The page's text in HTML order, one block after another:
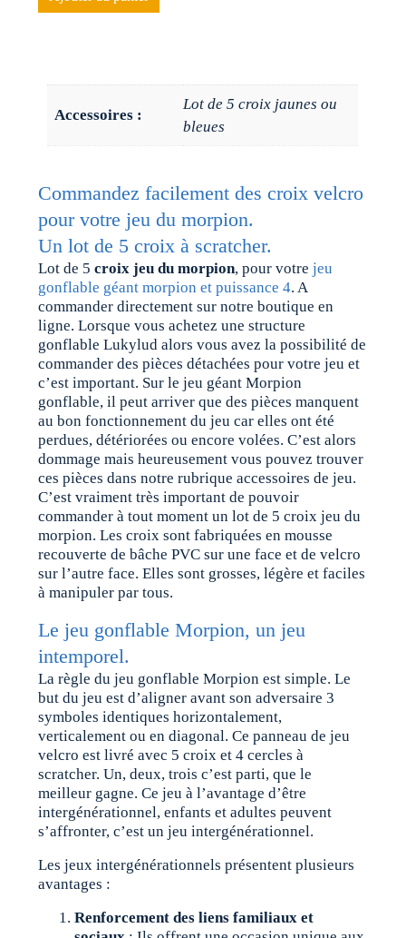
Accessoires :
Lot de 5 croix jaunes ou
bleues
Commandez facilement des croix velcro
pour votre jeu du morpion.
Un lot de 5 croix à scratcher.
Lot de 5croix jeu du morpion, pour votrejeu
gonflable géant morpion et puissance 4. A
commander directement sur notre boutique en
ligne. Lorsque vous achetez une structure
gonflable Lukylud alors vous avez la possibilité de
commander des pièces détachées pour votre jeu et
c’est important. Sur le jeu géant Morpion
gonflable, il peut arriver que des pièces manquent
au bon fonctionnement du jeu car elles ont été
perdues, détériorées ou encore volées. C’est alors
dommage mais heureusement vous pouvez trouver
ces pièces dans notre rubrique accessoires de jeu.
C’est vraiment très important de pouvoir
commander à tout moment un lot de 5 croix jeu du
morpion. Les croix sont fabriquées en mousse
recouverte de bâche PVC sur une face et de velcro
sur l’autre face. Elles sont grosses, légère et faciles
à manipuler par tous.
Le jeu gonflable Morpion, un jeu
intemporel.
La règle du jeu gonflable Morpion est simple. Le
but du jeu est d’aligner avant son adversaire 3
symboles identiques horizontalement,
verticalement ou en diagonal. Ce panneau de jeu
velcro est livré avec 5 croix et 4 cercles à
scratcher. Un, deux, trois c’est parti, que le
meilleur gagne. Ce jeu à l’avantage d’être
intergénérationnel, enfants et adultes peuvent
s’affronter, c’est un jeu intergénérationnel.
Les jeux intergénérationnels présentent plusieurs
avantages :
Renforcement des liens familiaux et